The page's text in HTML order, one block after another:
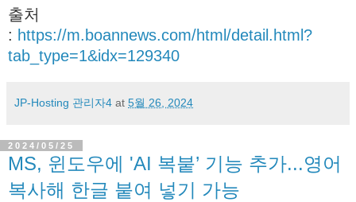
출처
: https://m.boannews.com/html/detail.html?
tab_type=1&idx=129340
JP-Hosting 관리자4 at 5월 26, 2024
2024/05/25
MS, 윈도우에 'AI 복붙’ 기능 추가...영어
복사해 한글 붙여 넣기 가능